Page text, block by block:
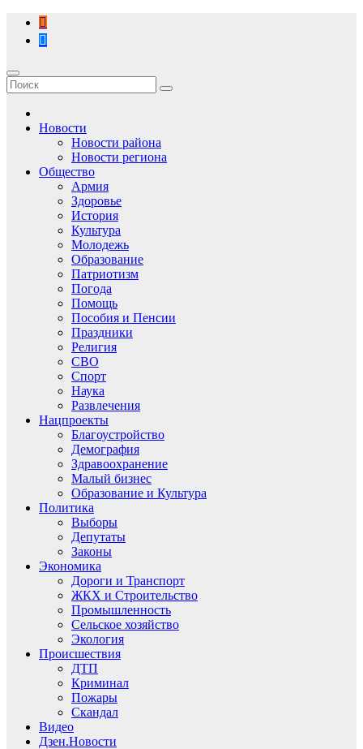
Перейти
содержимому
Новости
Новости района
Новости региона
Общество
Армия
Здоровье
История
Культура
Молодежь
Образование
Патриотизм
Погода
Помощь
Пособия и Пенсии
Праздники
Религия
СВО
Спорт
Наука
Развлечения
Нацпроекты
Благоустройство
Демография
Здравоохранение
Малый бизнес
Образование и Культура
Политика
Выборы
Депутаты
Законы
Экономика
Дороги и Транспорт
ЖКХ и Строительство
Промышленность
Сельское хозяйство
Экология
Происшествия
ДТП
Криминал
Пожары
Скандал
Видео
Дзен.Новости